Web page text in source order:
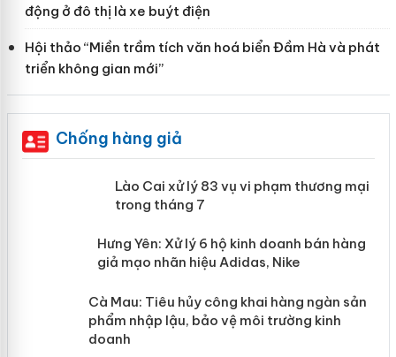
động ở đô thị là xe buýt điện
Hội thảo “Miền trầm tích văn hoá biển Đầm Hà và phát
triển không gian mới”
Chống hàng giả
Lào Cai xử lý 83 vụ vi phạm thương
mại trong tháng 7
Hưng Yên: Xử lý 6 hộ kinh doanh bán
hàng giả mạo nhãn hiệu Adidas, Nike